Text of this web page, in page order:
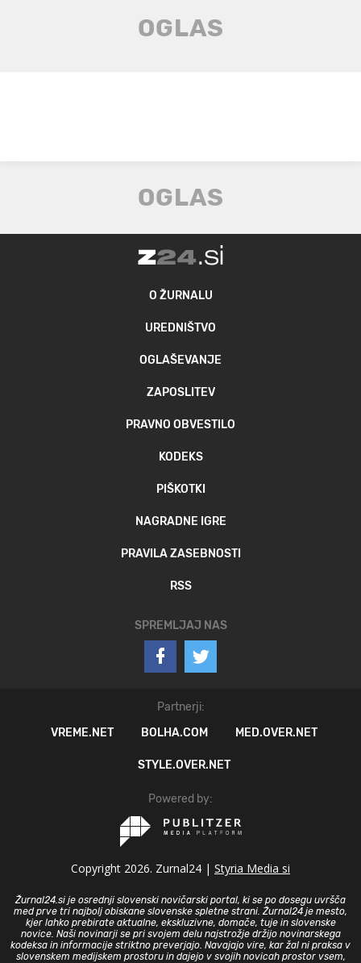
O ŽURNALU
UREDNIŠTVO
OGLAŠEVANJE
ZAPOSLITEV
PRAVNO OBVESTILO
KODEKS
PIŠKOTKI
NAGRADNE IGRE
PRAVILA ZASEBNOSTI
RSS
SPREMLJAJ NAS
Partnerji:
VREME.NET
BOLHA.COM MED.OVER.NET
STYLE.OVER.NET
Powered by:
Copyright 2026. Zurnal24 | Styria Media si
Žurnal24.si je osrednji slovenski novičarski portal, ki se po dosegu uvršča
med prve tri najbolj obiskane slovenske spletne strani. Žurnal24 je mesto,
kjer lahko prebirate aktualne, ekskluzivne, domače, tuje in slovenske
novice. Naši novinarji se pri svojem delu najstrožje držijo novinarskega
kodeksa in informacije striktno preverjajo. Navajajo vire, kar žal ni praksa v
slovenskem medijskem prostoru in dajejo v svojih novicah prostor vsem,